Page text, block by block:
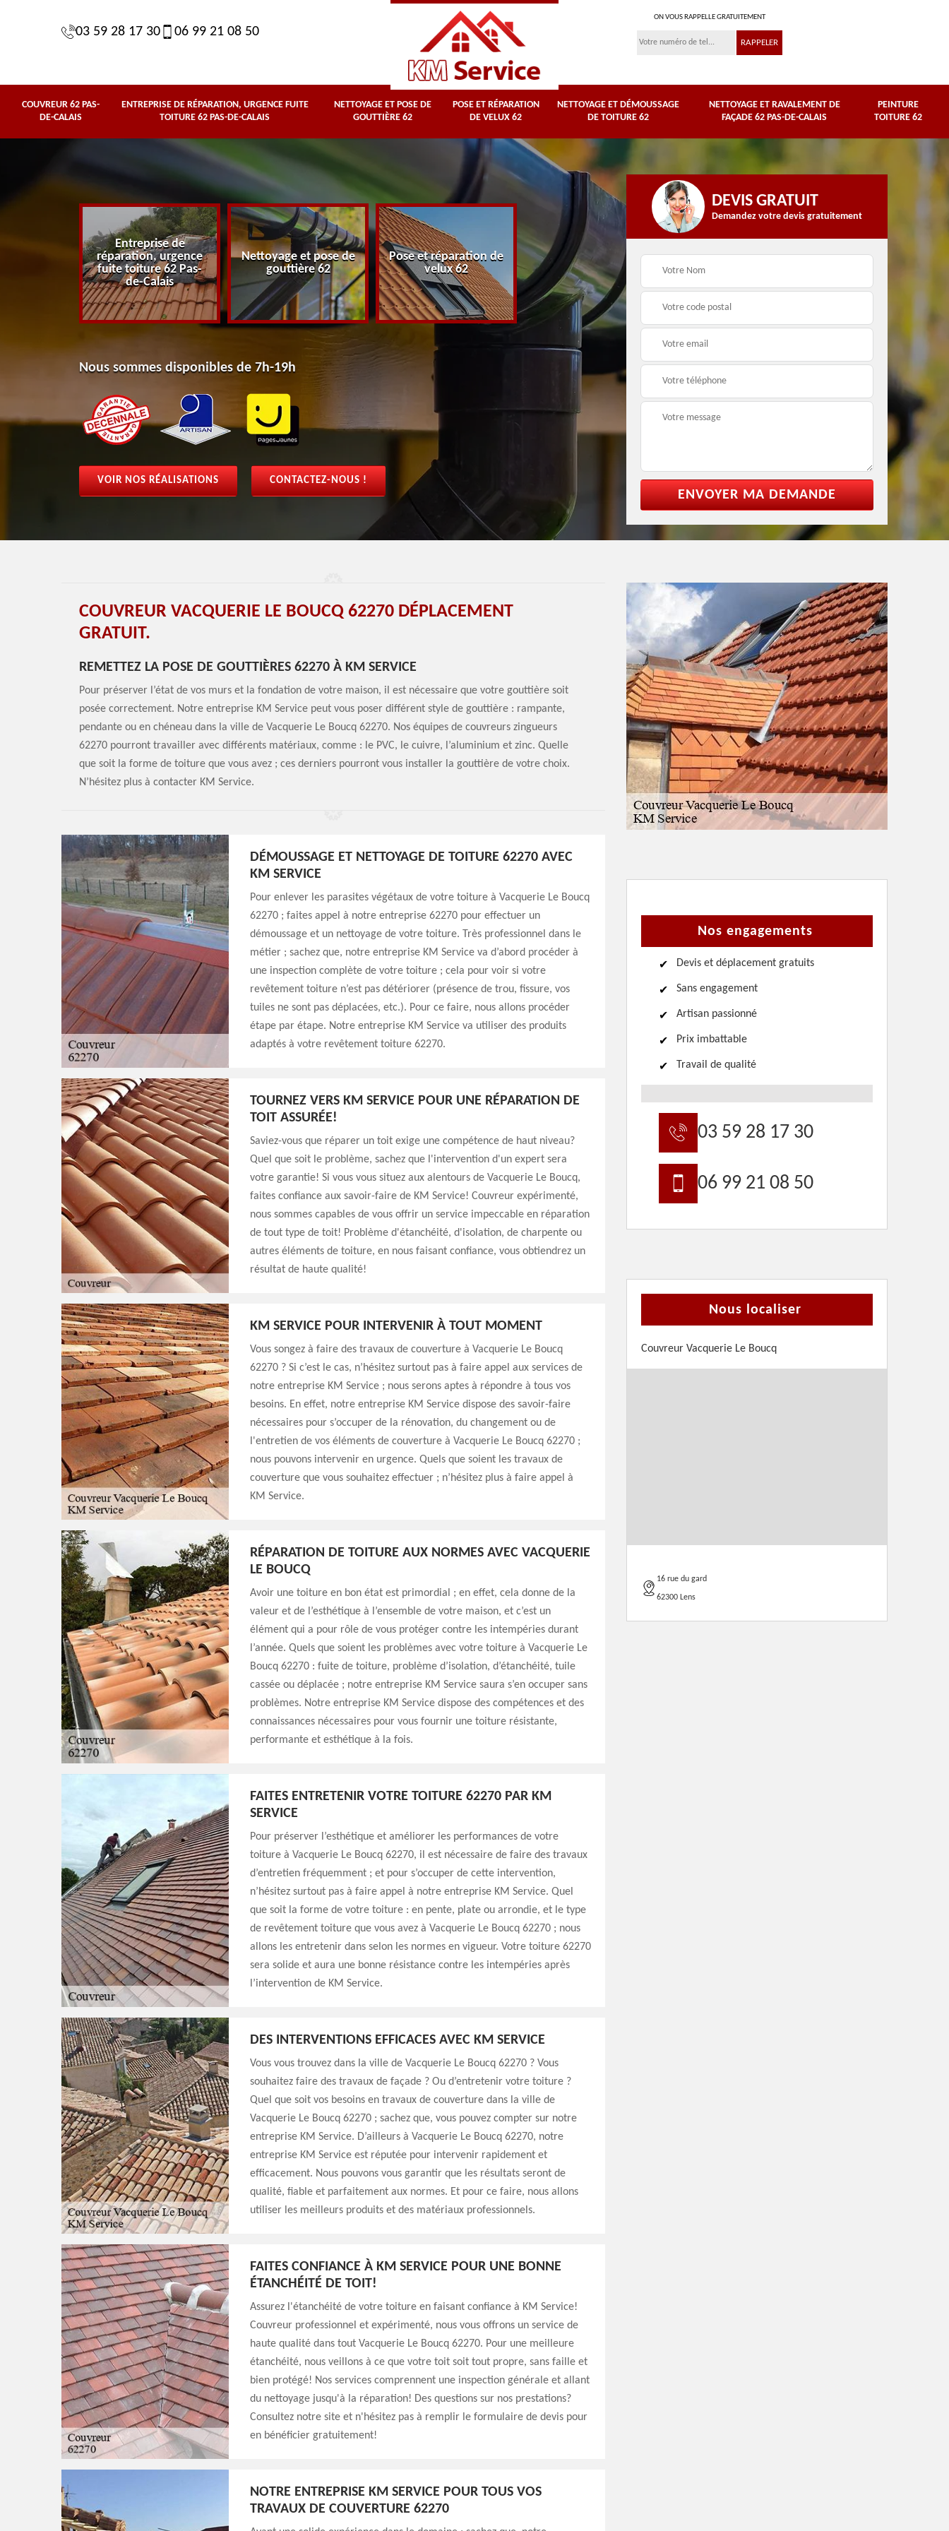
03 59 28 17 30 06 99 21 08 50
ON VOUS RAPPELLE GRATUITEMENT
COUVREUR 62 PAS-
DE-CALAIS
ENTREPRISE DE RÉPARATION, URGENCE FUITE
TOITURE 62 PAS-DE-CALAIS
NETTOYAGE ET POSE DE
GOUTTIÈRE 62
POSE ET RÉPARATION
DE VELUX 62
NETTOYAGE ET DÉMOUSSAGE
DE TOITURE 62
NETTOYAGE ET RAVALEMENT DE
FAÇADE 62 PAS-DE-CALAIS
PEINTURE
TOITURE 62
Entreprise de
réparation, urgence
fuite toiture 62 Pas-
de-Calais
Nettoyage et pose de
gouttière 62
Pose et réparation de
velux 62
Nettoyage et
démoussage de
toiture 62
62 Pas-de-Calais
Nous sommes disponibles de 7h-19h
VOIR NOS RÉALISATIONS CONTACTEZ-NOUS !
DEVIS GRATUIT
Demandez votre devis gratuitement
COUVREUR VACQUERIE LE BOUCQ 62270 DÉPLACEMENT
GRATUIT.
REMETTEZ LA POSE DE GOUTTIÈRES 62270 À KM SERVICE
Pour préserver l’état de vos murs et la fondation de votre maison, il est nécessaire que votre gouttière soit
posée correctement. Notre entreprise KM Service peut vous poser différent style de gouttière : rampante,
pendante ou en chéneau dans la ville de Vacquerie Le Boucq 62270. Nos équipes de couvreurs zingueurs
62270 pourront travailler avec différents matériaux, comme : le PVC, le cuivre, l’aluminium et zinc. Quelle
que soit la forme de toiture que vous avez ; ces derniers pourront vous installer la gouttière de votre choix.
N’hésitez plus à contacter KM Service.
DÉMOUSSAGE ET NETTOYAGE DE TOITURE 62270 AVEC
KM SERVICE
Pour enlever les parasites végétaux de votre toiture à Vacquerie Le Boucq
62270 ; faites appel à notre entreprise 62270 pour effectuer un
démoussage et un nettoyage de votre toiture. Très professionnel dans le
métier ; sachez que, notre entreprise KM Service va d’abord procéder à
une inspection complète de votre toiture ; cela pour voir si votre
revêtement toiture n’est pas détériorer (présence de trou, fissure, vos
tuiles ne sont pas déplacées, etc.). Pour ce faire, nous allons procéder
étape par étape. Notre entreprise KM Service va utiliser des produits
adaptés à votre revêtement toiture 62270.
TOURNEZ VERS KM SERVICE POUR UNE RÉPARATION DE
TOIT ASSURÉE!
Saviez-vous que réparer un toit exige une compétence de haut niveau?
Quel que soit le problème, sachez que l'intervention d'un expert sera
votre garantie! Si vous vous situez aux alentours de Vacquerie Le Boucq,
faites confiance aux savoir-faire de KM Service! Couvreur expérimenté,
nous sommes capables de vous offrir un service impeccable en réparation
de tout type de toit! Problème d'étanchéité, d'isolation, de charpente ou
autres éléments de toiture, en nous faisant confiance, vous obtiendrez un
résultat de haute qualité!
KM SERVICE POUR INTERVENIR À TOUT MOMENT
Vous songez à faire des travaux de couverture à Vacquerie Le Boucq
62270 ? Si c’est le cas, n’hésitez surtout pas à faire appel aux services de
notre entreprise KM Service ; nous serons aptes à répondre à tous vos
besoins. En effet, notre entreprise KM Service dispose des savoir-faire
nécessaires pour s’occuper de la rénovation, du changement ou de
l'entretien de vos éléments de couverture à Vacquerie Le Boucq 62270 ;
nous pouvons intervenir en urgence. Quels que soient les travaux de
couverture que vous souhaitez effectuer ; n’hésitez plus à faire appel à
KM Service.
RÉPARATION DE TOITURE AUX NORMES AVEC VACQUERIE
LE BOUCQ
Avoir une toiture en bon état est primordial ; en effet, cela donne de la
valeur et de l’esthétique à l’ensemble de votre maison, et c’est un
élément qui a pour rôle de vous protéger contre les intempéries durant
l’année. Quels que soient les problèmes avec votre toiture à Vacquerie Le
Boucq 62270 : fuite de toiture, problème d’isolation, d’étanchéité, tuile
cassée ou déplacée ; notre entreprise KM Service saura s’en occuper sans
problèmes. Notre entreprise KM Service dispose des compétences et des
connaissances nécessaires pour vous fournir une toiture résistante,
performante et esthétique à la fois.
FAITES ENTRETENIR VOTRE TOITURE 62270 PAR KM
SERVICE
Pour préserver l’esthétique et améliorer les performances de votre
toiture à Vacquerie Le Boucq 62270, il est nécessaire de faire des travaux
d’entretien fréquemment ; et pour s’occuper de cette intervention,
n’hésitez surtout pas à faire appel à notre entreprise KM Service. Quel
que soit la forme de votre toiture : en pente, plate ou arrondie, et le type
de revêtement toiture que vous avez à Vacquerie Le Boucq 62270 ; nous
allons les entretenir dans selon les normes en vigueur. Votre toiture 62270
sera solide et aura une bonne résistance contre les intempéries après
l’intervention de KM Service.
DES INTERVENTIONS EFFICACES AVEC KM SERVICE
Vous vous trouvez dans la ville de Vacquerie Le Boucq 62270 ? Vous
souhaitez faire des travaux de façade ? Ou d’entretenir votre toiture ?
Quel que soit vos besoins en travaux de couverture dans la ville de
Vacquerie Le Boucq 62270 ; sachez que, vous pouvez compter sur notre
entreprise KM Service. D’ailleurs à Vacquerie Le Boucq 62270, notre
entreprise KM Service est réputée pour intervenir rapidement et
efficacement. Nous pouvons vous garantir que les résultats seront de
qualité, fiable et parfaitement aux normes. Et pour ce faire, nous allons
utiliser les meilleurs produits et des matériaux professionnels.
FAITES CONFIANCE À KM SERVICE POUR UNE BONNE
ÉTANCHÉITÉ DE TOIT!
Assurez l'étanchéité de votre toiture en faisant confiance à KM Service!
Couvreur professionnel et expérimenté, nous vous offrons un service de
haute qualité dans tout Vacquerie Le Boucq 62270. Pour une meilleure
étanchéité, nous veillons à ce que votre toit soit tout propre, sans faille et
bien protégé! Nos services comprennent une inspection générale et allant
du nettoyage jusqu'à la réparation! Des questions sur nos prestations?
Consultez notre site et n'hésitez pas à remplir le formulaire de devis pour
en bénéficier gratuitement!
NOTRE ENTREPRISE KM SERVICE POUR TOUS VOS
TRAVAUX DE COUVERTURE 62270
Nos engagements
Devis et déplacement gratuits
Sans engagement
Artisan passionné
Prix imbattable
Travail de qualité
03 59 28 17 30
06 99 21 08 50
Nous localiser
Couvreur Vacquerie Le Boucq
16 rue du gard
62300 Lens